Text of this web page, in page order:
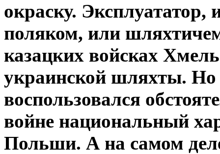
окраску. Эксплуататор,
поляком, или
казацких войсках
украинской шляхты.
воспользовался
войне национальный
Польши. А на самом